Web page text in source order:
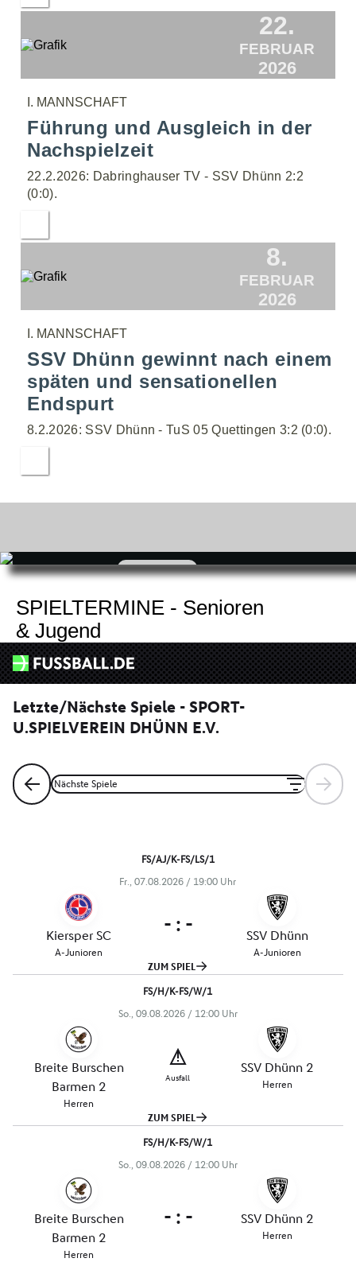
22.
FEBRUAR
2026
I. MANNSCHAFT
Führung und Ausgleich in der
Nachspielzeit
22.2.2026: Dabringhauser TV - SSV Dhünn 2:2
(0:0).
8.
FEBRUAR
2026
I. MANNSCHAFT
SSV Dhünn gewinnt nach einem
späten und sensationellen
Endspurt
8.2.2026: SSV Dhünn - TuS 05 Quettingen 3:2 (0:0).
zum
SPIELTERMINE - Senioren
& Jugend